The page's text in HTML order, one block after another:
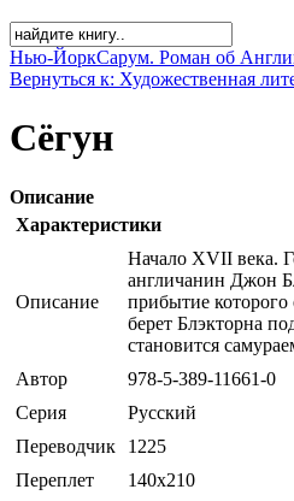
Нью-ЙоркСарум. Роман об
Вернуться к: Художественная
Сёгун
Описание
Характеристики
Описание
Начало XVII века.
англичанин Джон
прибытие
берет Блэкторна
становится
Автор
978-5-389-11661-0
Серия
Русский
Переводчик
1225
Переплет
140x210